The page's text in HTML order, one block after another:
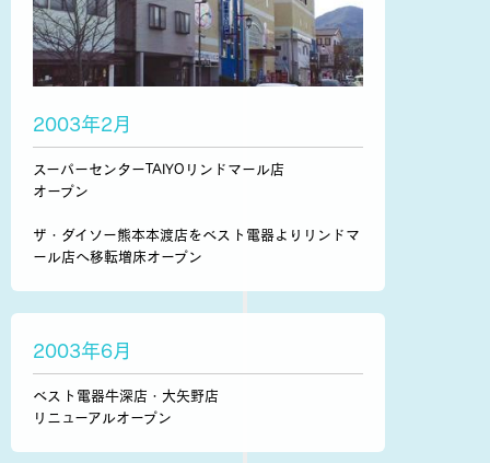
2003年2月
スーパーセンターTAIYOリンドマール店
オープン
ザ・ダイソー熊本本渡店をベスト電器よりリンドマ
ール店へ移転増床オープン
2003年6月
ベスト電器牛深店・大矢野店
リニューアルオープン